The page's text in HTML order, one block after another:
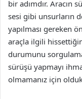
bir adımdır. Aracın
sesi gibi unsurların
yapılması gereken
araçla ilgili
durumunu
sürüşü yapmayı
olmamanız için